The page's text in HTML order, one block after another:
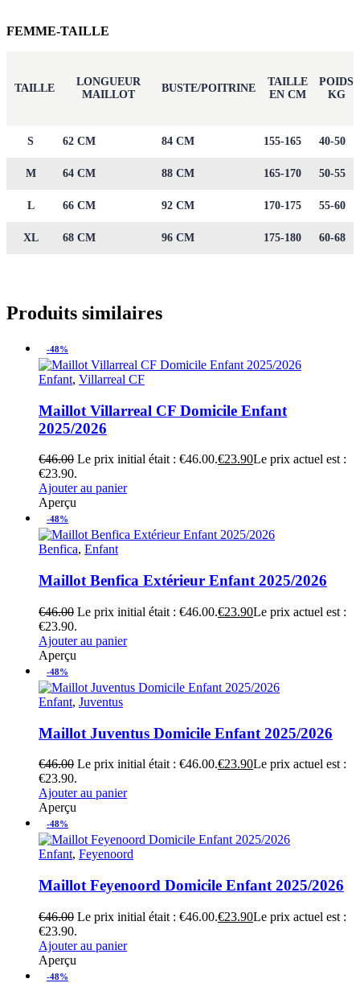
FEMME-TAILLE
TAILLE
LONGUEUR
MAILLOT
BUSTE/POITRINE
TAILLE
EN CM
POIDS
KG
S 62 CM 84 CM 155-165 40-50
M 64 CM 88 CM 165-170 50-55
L 66 CM 92 CM 170-175 55-60
XL 68 CM 96 CM 175-180 60-68
Produits similaires
-48%
Enfant, Villarreal CF
Maillot Villarreal CF Domicile Enfant
2025/2026
€46.00 Le prix initial était : €46.00.€23.90Le prix actuel est :
€23.90.
Ajouter au panier
Aperçu
-48%
Benfica, Enfant
Maillot Benfica Extérieur Enfant 2025/2026
€46.00 Le prix initial était : €46.00.€23.90Le prix actuel est :
€23.90.
Ajouter au panier
Aperçu
-48%
Enfant, Juventus
Maillot Juventus Domicile Enfant 2025/2026
€46.00 Le prix initial était : €46.00.€23.90Le prix actuel est :
€23.90.
Ajouter au panier
Aperçu
-48%
Enfant, Feyenoord
Maillot Feyenoord Domicile Enfant 2025/2026
€46.00 Le prix initial était : €46.00.€23.90Le prix actuel est :
€23.90.
Ajouter au panier
Aperçu
-48%